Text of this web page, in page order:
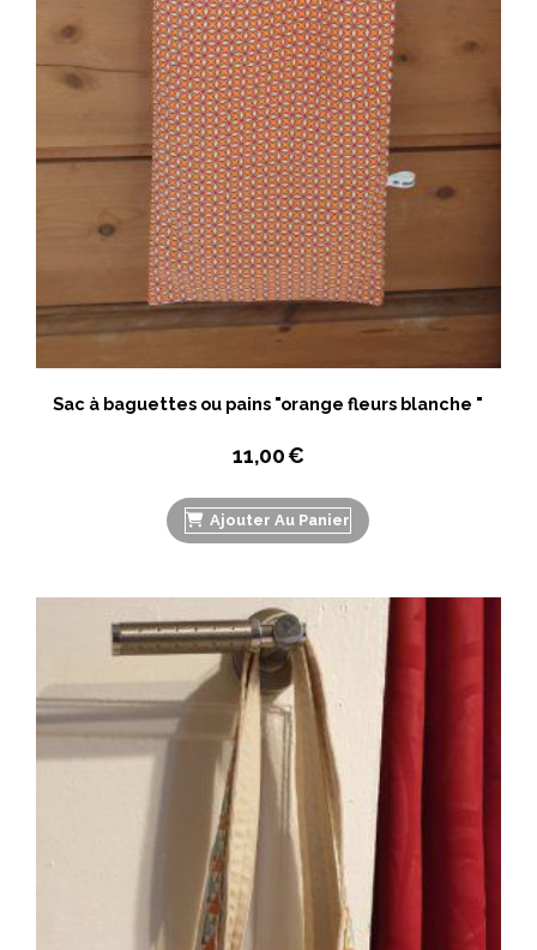
Sac à baguettes ou pains "orange fleurs blanche "
11,00€
Ajouter Au Panier